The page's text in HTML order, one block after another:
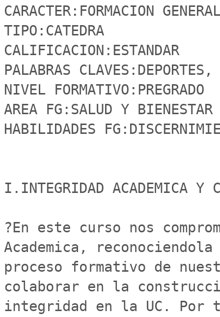
CARACTER:FORMACION
TIPO:CATEDRA
CALIFICACION:ESTANDAR
PALABRAS
NIVEL FORMATIVO:PREGRADO
AREA FG:SALUD Y BIENESTAR
HABILIDADES
I.INTEGRIDAD ACADEMICA Y
?En este curso nos
Academica,
proceso formativo de
colaborar en la
integridad en la UC. Por